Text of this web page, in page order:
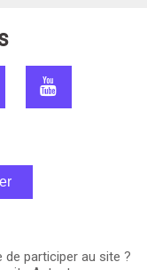
de participer au site ?